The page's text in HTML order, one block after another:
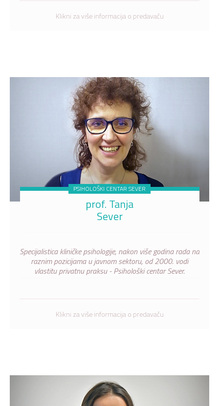
therapy).
Klikni za više informacija o predavaču
PSIHOLOŠKI CENTAR SEVER
prof. Tanja
Sever
Specijalistica kliničke psihologije, nakon više godina rada na
raznim pozicijama u javnom sektoru, od 2000. vodi
vlastitu privatnu praksu - Psihološki centar Sever.
Klikni za više informacija o predavaču